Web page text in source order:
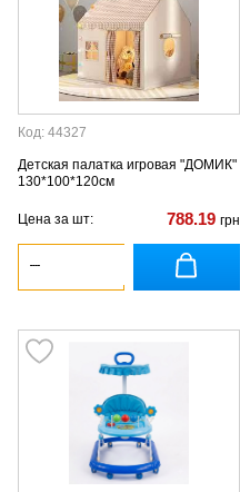
Код: 44327
Детская палатка игровая "ДОМИК"
130*100*120см
Цена за шт: 788.19 грн